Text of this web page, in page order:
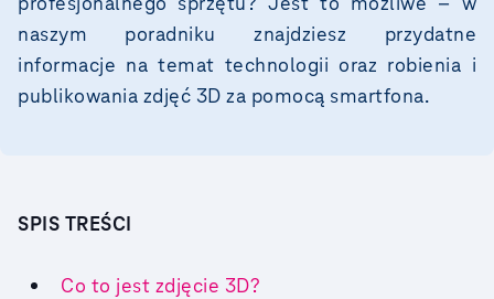
naszym poradniku znajdziesz przydatne
informacje na temat technologii oraz robienia i
publikowania zdjęć 3D za pomocą smartfona.
SPIS TREŚCI
Co to jest zdjęcie 3D?